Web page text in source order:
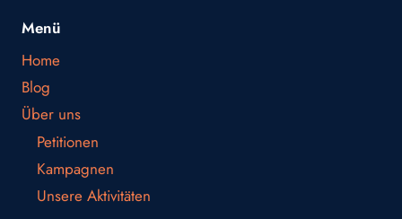
Menü
Home
Blog
Über uns
Petitionen
Kampagnen
Unsere Aktivitäten